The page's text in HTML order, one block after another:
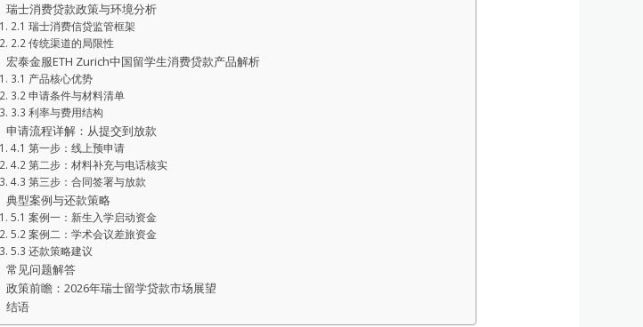
瑞士消费贷款政策与环境分析
2.1 瑞士消费信贷监管框架
2.2 传统渠道的局限性
宏泰金服ETH Zurich中国留学生消费贷款产品解析
3.1 产品核心优势
3.2 申请条件与材料清单
3.3 利率与费用结构
申请流程详解：从提交到放款
4.1 第一步：线上预申请
4.2 第二步：材料补充与电话核实
4.3 第三步：合同签署与放款
典型案例与还款策略
5.1 案例一：新生入学启动资金
5.2 案例二：学术会议差旅资金
5.3 还款策略建议
常见问题解答
政策前瞻：2026年瑞士留学贷款市场展望
结语